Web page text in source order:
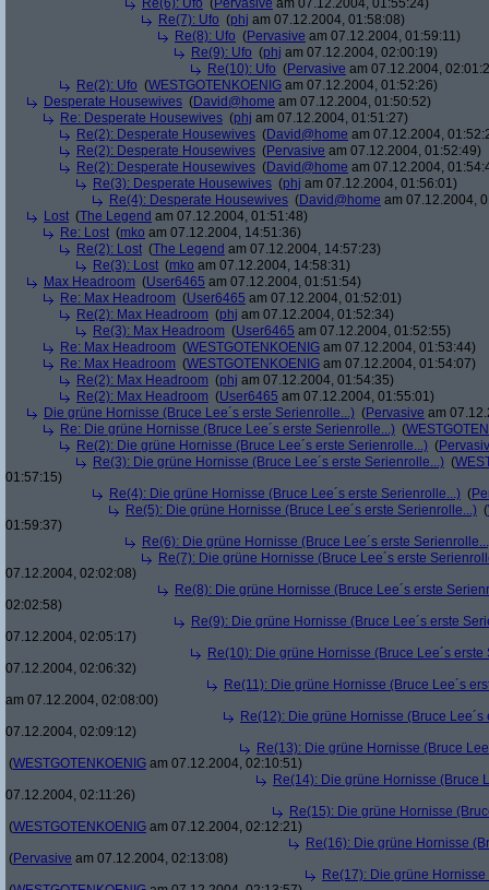
Re(6): Ufo (Pervasive am 07.12.2004, 01:55:24)
Re(7): Ufo (phj am 07.12.2004, 01:58:08)
Re(8): Ufo (Pervasive am 07.12.2004, 01:59:11)
Re(9): Ufo (phj am 07.12.2004, 02:00:19)
Re(10): Ufo (Pervasive am 07.12.2004,
Re(2): Ufo (WESTGOTENKOENIG am 07.12.2004, 01:52:26)
Desperate Housewives (David@home am 07.12.2004, 01:50:52)
Re: Desperate Housewives (phj am 07.12.2004, 01:51:27)
Re(2): Desperate Housewives (David@home am 07.12.2004,
Re(2): Desperate Housewives (Pervasive am 07.12.2004, 01:52:49)
Re(2): Desperate Housewives (David@home am 07.12.2004,
Re(3): Desperate Housewives (phj am 07.12.2004, 01:56:01)
Re(4): Desperate Housewives (David@home am 07.12.2004,
Lost (The Legend am 07.12.2004, 01:51:48)
Re: Lost (mko am 07.12.2004, 14:51:36)
Re(2): Lost (The Legend am 07.12.2004, 14:57:23)
Re(3): Lost (mko am 07.12.2004, 14:58:31)
Max Headroom (User6465 am 07.12.2004, 01:51:54)
Re: Max Headroom (User6465 am 07.12.2004, 01:52:01)
Re(2): Max Headroom (phj am 07.12.2004, 01:52:34)
Re(3): Max Headroom (User6465 am 07.12.2004, 01:52:55)
Re: Max Headroom (WESTGOTENKOENIG am 07.12.2004, 01:53:44)
Re: Max Headroom (WESTGOTENKOENIG am 07.12.2004, 01:54:07)
Re(2): Max Headroom (phj am 07.12.2004, 01:54:35)
Re(2): Max Headroom (User6465 am 07.12.2004, 01:55:01)
Die grüne Hornisse (Bruce Lee´s erste Serienrolle...) (Pervasive am
Re: Die grüne Hornisse (Bruce Lee´s erste Serienrolle...) (
Re(2): Die grüne Hornisse (Bruce Lee´s erste Serienrolle...) (
Re(3): Die grüne Hornisse (Bruce Lee´s erste Serienrolle...) (
01:57:15)
Re(4): Die grüne Hornisse (Bruce Lee´s erste Serienrolle...) (
Re(5): Die grüne Hornisse (Bruce Lee´s erste Serienrolle...) (
01:59:37)
Re(6): Die grüne Hornisse (Bruce Lee´s erste
Re(7): Die grüne Hornisse (Bruce Lee´s erste
07.12.2004, 02:02:08)
Re(8): Die grüne Hornisse (Bruce Lee´s erste
02:02:58)
Re(9): Die grüne Hornisse (Bruce Lee´s erste
07.12.2004, 02:05:17)
Re(10): Die grüne Hornisse (Bruce Lee´s erste
07.12.2004, 02:06:32)
Re(11): Die grüne Hornisse (Bruce Lee´s
am 07.12.2004, 02:08:00)
Re(12): Die grüne Hornisse (Bruce
07.12.2004, 02:09:12)
Re(13): Die grüne Hornisse (Bruce
(WESTGOTENKOENIG am 07.12.2004, 02:10:51)
Re(14): Die grüne Hornisse (Bruce
07.12.2004, 02:11:26)
Re(15): Die grüne Hornisse
(WESTGOTENKOENIG am 07.12.2004, 02:12:21)
Re(16): Die grüne Hornisse
(Pervasive am 07.12.2004, 02:13:08)
Re(17): Die grüne